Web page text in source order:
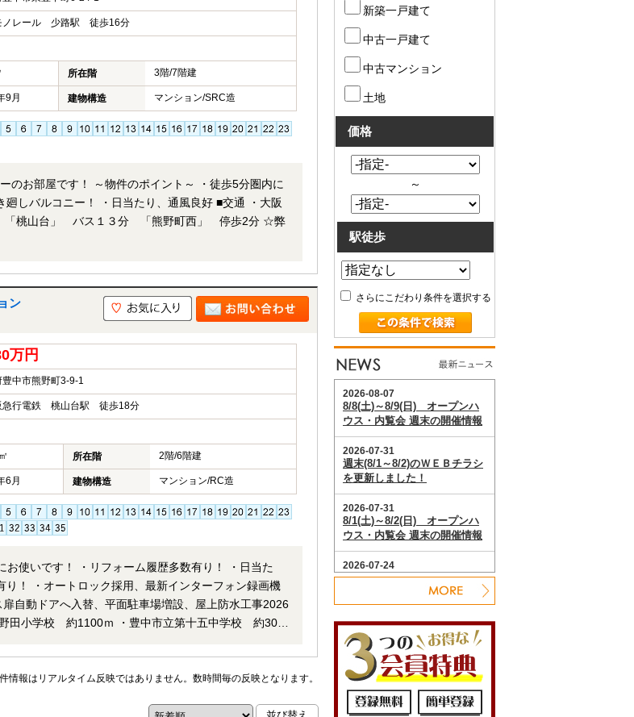
ノレール 少路駅 徒歩16分
所在階 3階/7階建
9月 建物構造 マンション/SRC造
ント～ ・徒歩5分圏内に
コニー！ ・日当たり、通風良好 ■交通 ・大阪
山台」 バス１３分 「熊野町西」 停歩2分 ☆弊
ン
万円
豊中市熊野町3-9-1
急行電鉄 桃山台駅 徒歩18分
所在階 2階/6階建
6月 建物構造 マンション/RC造
使いです！ ・リフォーム履歴多数有り！ ・日当た
！ ・オートロック採用、最新インターフォン録画機
自動ドアへ入替、平面駐車場増設、屋上防水工事2026
会に是非ご覧下さい。 住宅ローン・資金計画もご相談
事前予約頂ければ、20時以降の内覧や当社定休日の火
情報はリアルタイム反映ではありません。数時間毎の反映となります。
新築一戸建て
中古一戸建て
中古マンション
土地
価格
～
駅徒歩
さらにこだわり条件を選択する